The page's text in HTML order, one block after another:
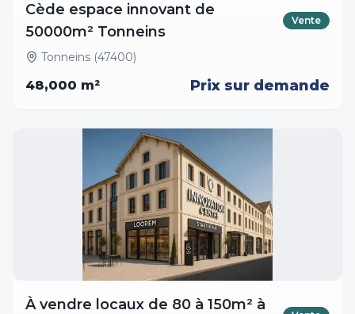
Cède espace innovant de
50000m² Tonneins
Vente
Tonneins (47400)
48,000 m² Prix sur demande
À vendre locaux de 80 à 150m² à